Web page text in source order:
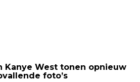
Kanye West tonen opnieuw
foto’s